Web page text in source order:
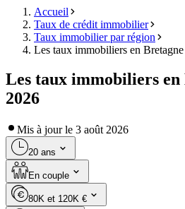
Accueil
Taux de crédit immobilier
Taux immobilier par région
Les taux immobiliers en
Les taux immobiliers en
2026
Mis à jour le 3 août 2026
20 ans
En couple
80K et 120K €